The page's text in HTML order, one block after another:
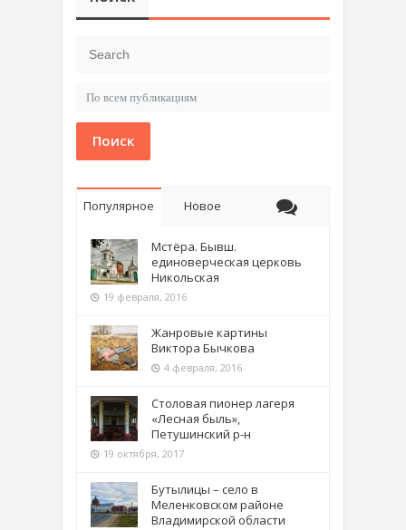
Поиск
Популярное Новое
Мстёра. Бывш.
единоверческая церковь
Никольская
19 февраля, 2016
Жанровые картины
Виктора Бычкова
4 февраля, 2016
Столовая пионер лагеря
«Лесная быль»,
Петушинский р-н
19 октября, 2017
Бутылицы – село в
Меленковском районе
Владимирской области